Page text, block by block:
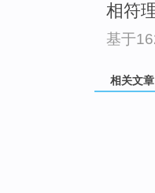
相符
基于
相关文章